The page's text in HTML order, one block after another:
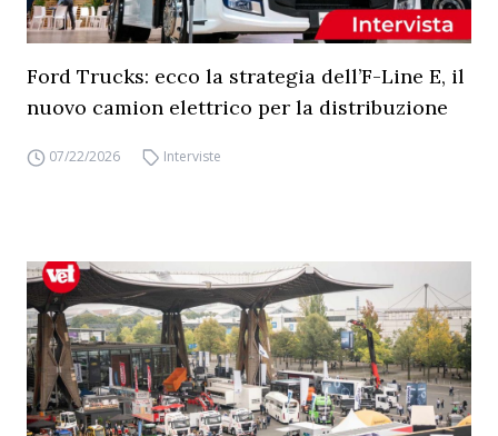
Ford Trucks: ecco la strategia dell’F-Line E, il
nuovo camion elettrico per la distribuzione
07/22/2026 Interviste